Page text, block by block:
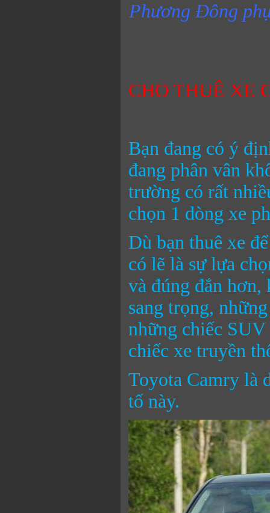
Phương Đông
CHO THUÊ XE
Bạn đang có ý
đang phân vân
trường có rất
chọn 1 dòng xe
Dù bạn thuê xe
có lẽ là sự lựa
và đúng đắn
sang trọng,
những chiếc
chiếc xe truyền
Toyota Camry là
tố này.